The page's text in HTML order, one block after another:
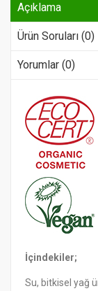
Açıklama
Ürün Soruları (0)
Yorumlar (0)
İçindekiler;
Su, bitkisel yağ